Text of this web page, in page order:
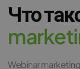
Что
marketi
Webinar